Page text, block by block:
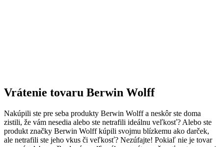
Vrátenie tovaru Berwin Wolff
Nakúpili ste pre seba produkty Berwin Wolff a neskôr ste doma
zistili, že vám nesedia alebo ste netrafili ideálnu veľkosť? Alebo ste
produkt značky Berwin Wolff kúpili svojmu blízkemu ako darček,
ale netrafili ste jeho vkus či veľkosť? Nezúfajte! Pokiaľ nie je tovar